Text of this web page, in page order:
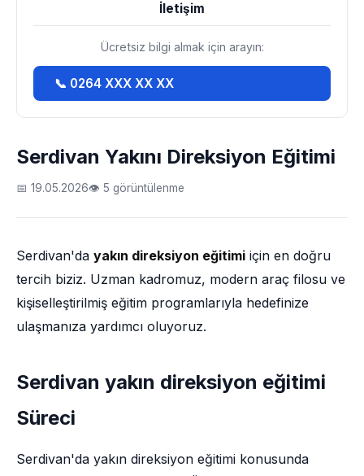
Serdivan Yakını Direksiyon Eğitimi
📅 19.05.2026👁 5 görüntülenme
Serdivan'da yakın direksiyon eğitimi için en doğru
tercih biziz. Uzman kadromuz, modern araç filosu ve
kişiselleştirilmiş eğitim programlarıyla hedefinize
ulaşmanıza yardımcı oluyoruz.
Serdivan yakın direksiyon eğitimi
Süreci
Serdivan'da yakın direksiyon eğitimi konusunda
İletişim
Ücretsiz bilgi almak için arayın:
📞 0264 XXX XX XX